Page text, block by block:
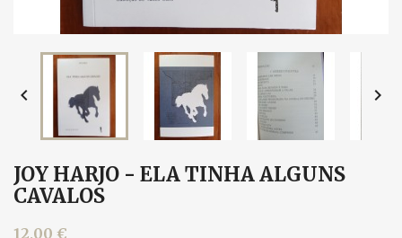
 
JOY HARJO - ELA TINHA ALGUNS
CAVALOS
12,00 €